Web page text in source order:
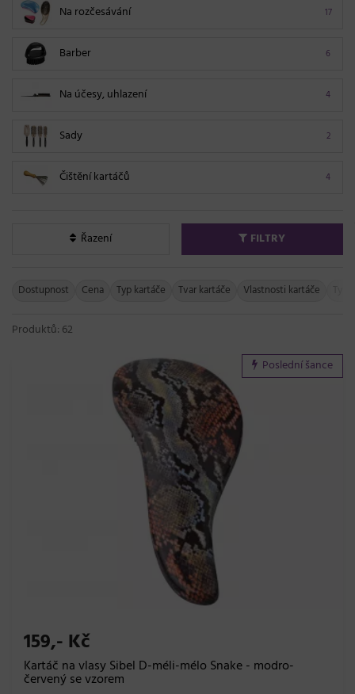
17
Na rozčesávání
6
Barber
4
Na účesy, uhlazení
2
Sady
4
Čištění kartáčů
Řazení FILTRY
Dostupnost Cena Typ kartáče Tvar kartáče Vlastnosti kartáče
Produktů: 62
Poslední šance
159,- Kč
Kartáč na vlasy Sibel D-méli-mélo Snake - modro-
červený se vzorem